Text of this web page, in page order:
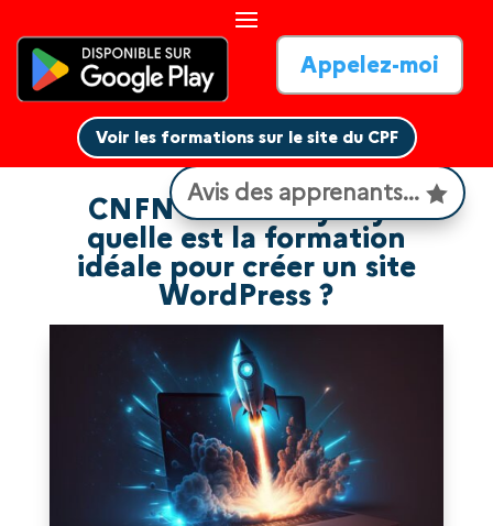
Avis des apprenants...
Appelez-moi
Voir les formations sur le site du CPF
Voir les formations sur le site du CPF
CNFN ou WebMyDay :
quelle est la formation
idéale pour créer un site
WordPress ?